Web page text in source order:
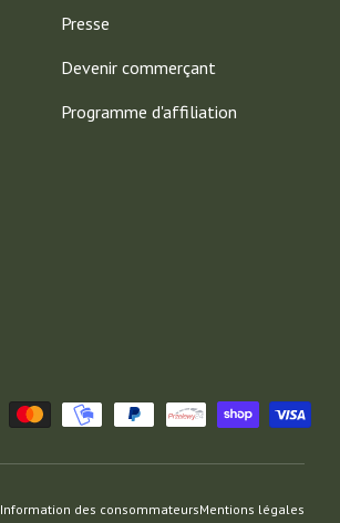
Presse
Devenir commerçant
Programme d'affiliation
Information des consommateursMentions légales